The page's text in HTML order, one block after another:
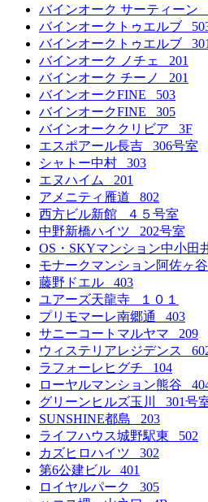
バインオーク サーティーン
バインオークトゥエルブ
バインオークトゥエルブ 301
バインオーク ノチェ 201
バインオーク チーノ 201
バインオークFINE 503
バインオークFINE 305
バインオーククリビア 3F
エスポアール長吉 306号室
シャトー中村 303
エヌハイム 201
アメニティ雁道 802
西方ビル新館 ４５号室
中野新橋ハイツ 202号室
OS・SKYマンション中小田
モナークマンション阿佐ヶ
藤野ドエル 403
ユアーズ天龍寺 １０１
プリモマーレ南郷通 403
サニーコートマルヤマ 209
ウィステリアレジデンス
ラフォーレヒグチ 104
ローヤルマンション熊谷
グリーンヒルズ玉川 301号
SUNSHINE都島 203
ライフハウス城野駅東 502
カズヒロハイツ 302
第6公建ビル 401
ロイヤルパーク 305